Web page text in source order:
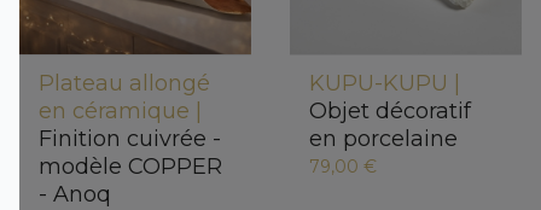
Plateau allongé
en céramique |
Finition cuivrée -
modèle COPPER
- Anoq
KUPU-KUPU |
Objet décoratif
en porcelaine
79,00 €